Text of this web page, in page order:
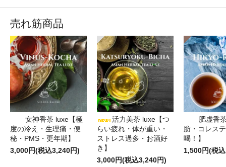
売れ筋商品
女神香茶 luxe【極
度の冷え・生理痛・便
秘・PMS・更年期】
3,000円(税込3,240円)
活力美茶 luxe【つ
らい疲れ・体が重い・
ストレス過多・お酒好
き】
3,000円(税込3,240円)
肥虚香
肪・コレス
喝！】
1,500円(税